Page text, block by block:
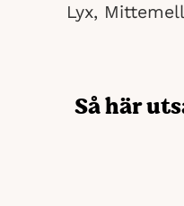
Lyx,
Så här